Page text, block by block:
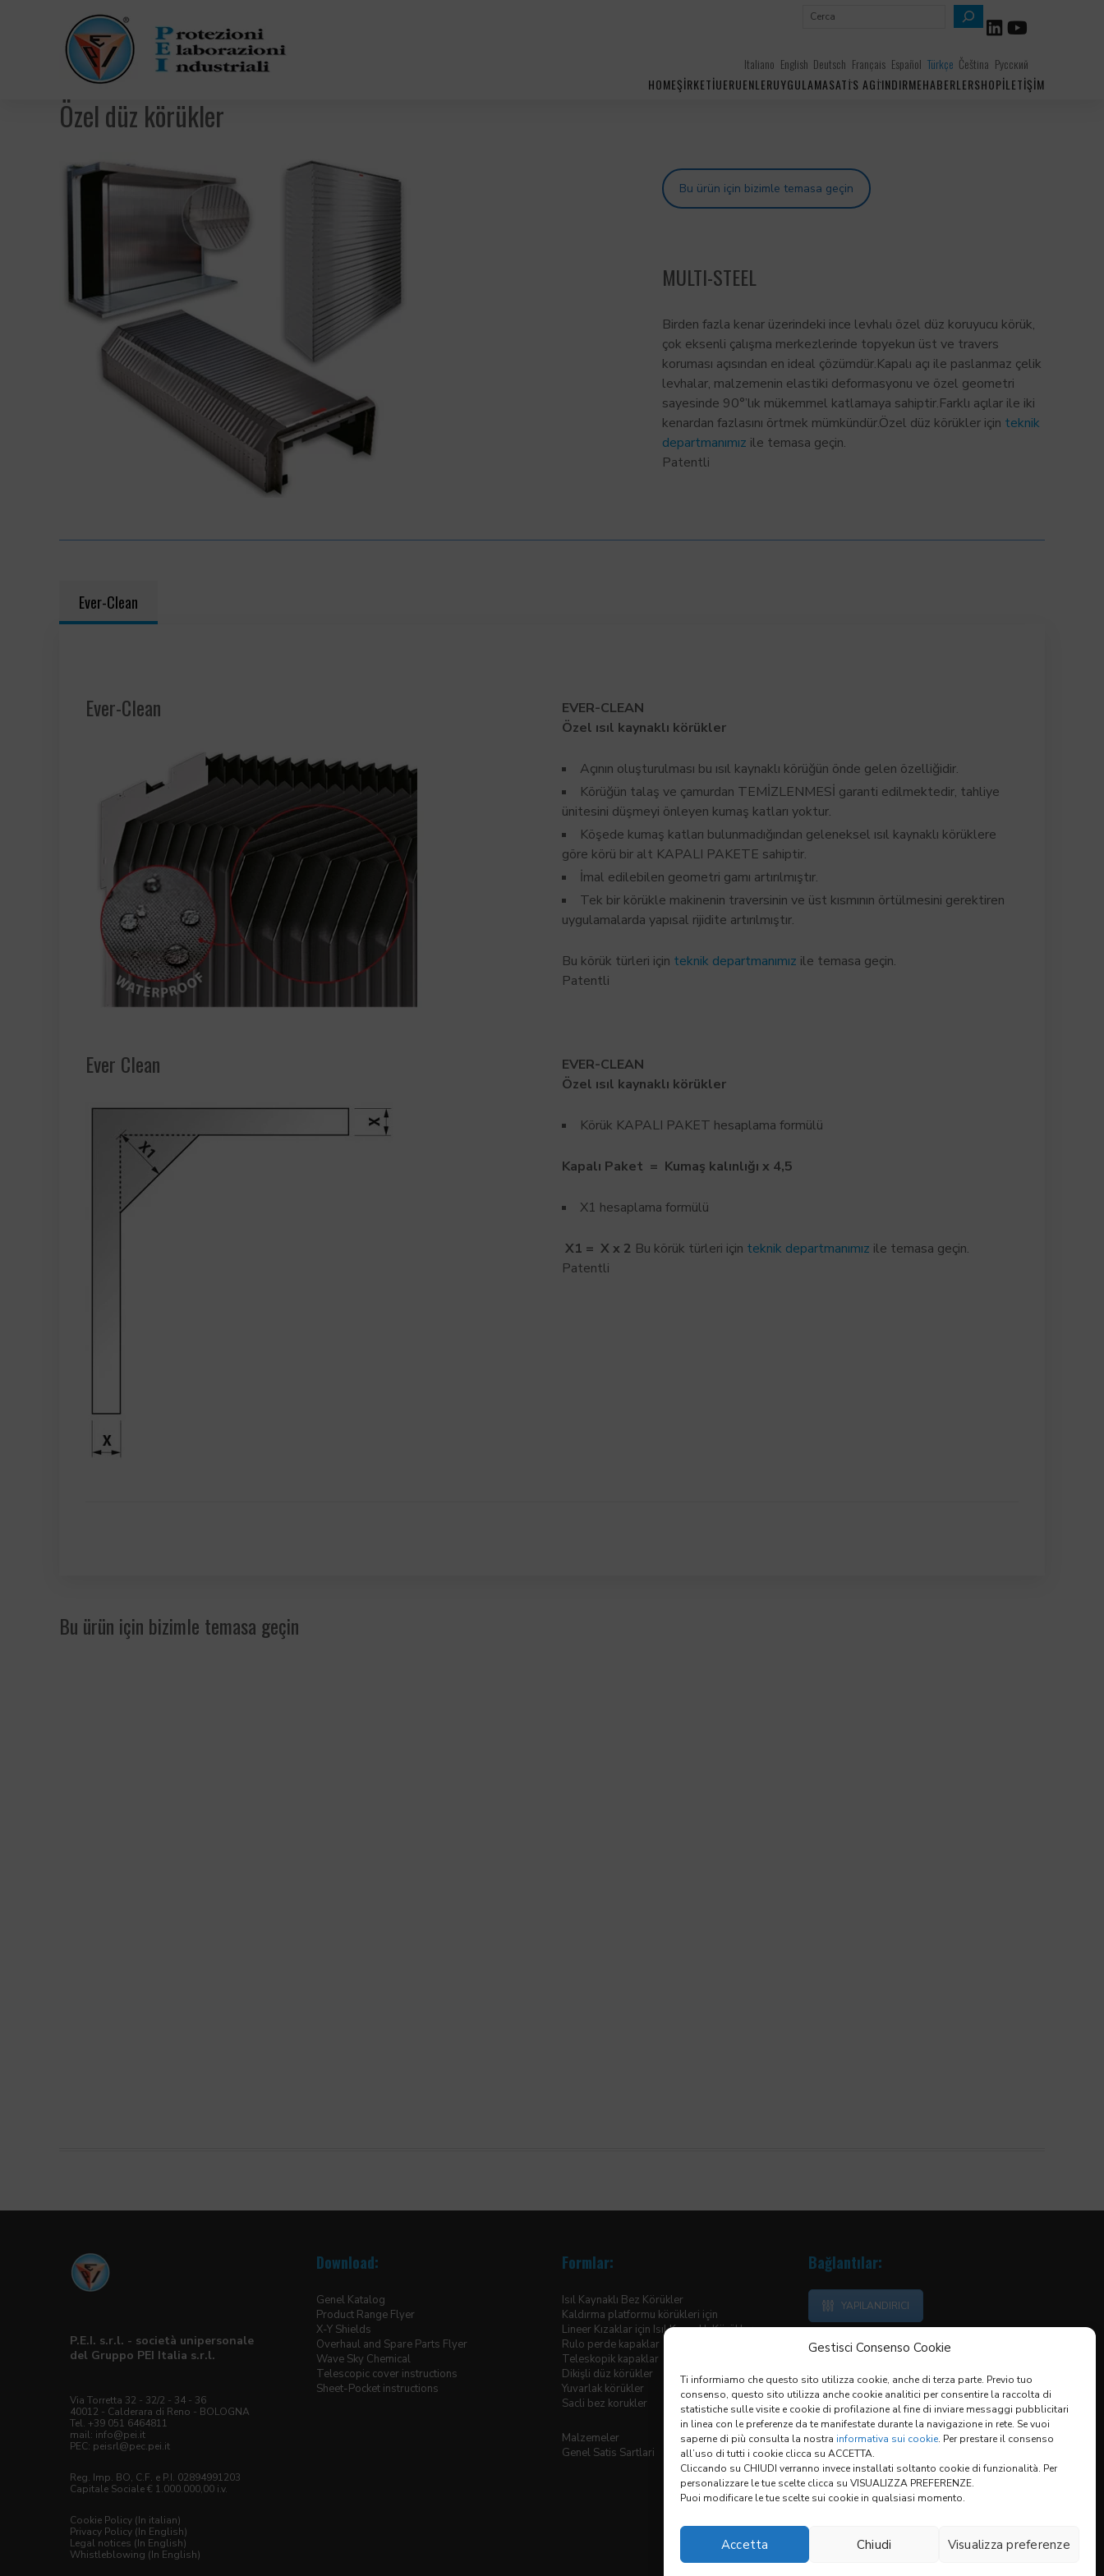
Gestisci Consenso Cookie
Ti informiamo che questo sito utilizza cookie, anche di terza parte. Previo tuo
consenso, questo sito utilizza anche cookie analitici per consentire la raccolta di
statistiche sulle visite e cookie di profilazione al fine di inviare messaggi pubblicitari
in linea con le preferenze da te manifestate durante la navigazione in rete. Se vuoi
saperne di più consulta la nostra informativa sui cookie. Per prestare il consenso
all’uso di tutti i cookie clicca su ACCETTA.
Cliccando su CHIUDI verranno invece installati soltanto cookie di funzionalità. Per
personalizzare le tue scelte clicca su VISUALIZZA PREFERENZE.
Puoi modificare le tue scelte sui cookie in qualsiasi momento.
Accetta Chiudi Visualizza preferenze
A
a
Italiano English Deutsch Français Español Türkçe Čeština Русский
HOMEŞİRKETİUERUENLERUYGULAMASATİS AGİINDIRMEHABERLERSHOPİLETIŞIM
Özel düz körükler
Bu ürün için bizimle temasa geçin
MULTI-STEEL
Birden fazla kenar üzerindeki ince levhalı özel düz koruyucu körük,
çok eksenli çalışma merkezlerinde topyekun üst ve travers
koruması açısından en ideal çözümdür.Kapalı açı ile paslanmaz çelik
levhalar, malzemenin elastiki deformasyonu ve özel geometri
sayesinde 90°’lık mükemmel katlamaya sahiptir.Farklı açılar ile iki
kenardan fazlasını örtmek mümkündür.Özel düz körükler için teknik
departmanımız ile temasa geçin.
Patentli
Ever-Clean
Ever-Clean
EVER-CLEAN
Özel ısıl kaynaklı körükler
Açının oluşturulması bu ısıl kaynaklı körüğün önde gelen özelliğidir.
Körüğün talaş ve çamurdan TEMİZLENMESİ garanti edilmektedir, tahliye
ünitesini düşmeyi önleyen kumaş katları yoktur.
Köşede kumaş katları bulunmadığından geleneksel ısıl kaynaklı körüklere
göre körü bir alt KAPALI PAKETE sahiptir.
İmal edilebilen geometri gamı artırılmıştır.
Tek bir körükle makinenin traversinin ve üst kısmının örtülmesini gerektiren
uygulamalarda yapısal rijidite artırılmıştır.
Bu körük türleri için teknik departmanımız ile temasa geçin.
Patentli
Ever Clean
EVER-CLEAN
Özel ısıl kaynaklı körükler
Körük KAPALI PAKET hesaplama formülü
Kapalı Paket = Kumaş kalınlığı x 4,5
X1 hesaplama formülü
X1 = X x 2 Bu körük türleri için teknik departmanımız ile temasa geçin.
Patentli
Bu ürün için bizimle temasa geçin
P.E.I. s.r.l. - società unipersonale
del Gruppo PEI Italia s.r.l.
Via Torretta 32 - 32/2 - 34 - 36
40012 - Calderara di Reno - BOLOGNA
Tel. +39 051 6464811
mail: info@pei.it
PEC: peisrl@pec.pei.it
Reg. Imp. BO, C.F. e P.I. 02894991203
Capitale Sociale € 1.000.000,00 i.v.
Cookie Policy (In italian)
Privacy Policy (In English)
Legal notices (In English)
Whistleblowing (In English)
Download:
Genel Katalog
Product Range Flyer
X-Y Shields
Overhaul and Spare Parts Flyer
Wave Sky Chemical
Telescopic cover instructions
Sheet-Pocket instructions
Formlar:
Isıl Kaynaklı Bez Körükler
Kaldırma platformu körükleri için
Lineer Kızaklar için Isıl Kaynaklı Körükler
Rulo perde kapaklar
Teleskopik kapaklar
Dikişli düz körükler
Yuvarlak körükler
Sacli bez korukler
Malzemeler
Genel Satis Sartlari
Bağlantılar:
YAPILANDIRICI